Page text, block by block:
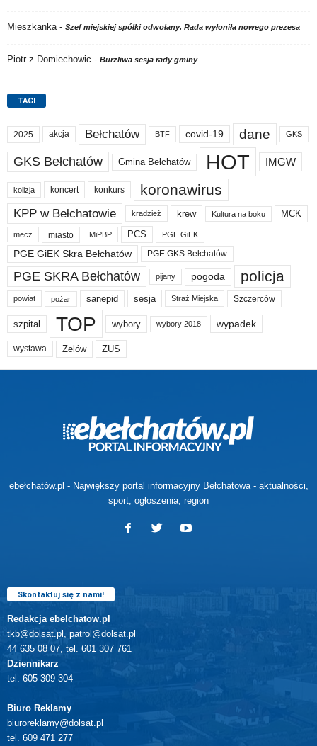
Mieszkanka- Szef miejskiej spółki odwołany. Rada wyłoniła nowego prezesa
Piotr z Domiechowic - Burzliwa sesja rady gminy
TAGI
2025 akcja Bełchatów BTF covid-19 dane GKS
GKS Bełchatów Gmina Bełchatów HOT IMGW
kolizja koncert konkurs koronawirus
KPP w Bełchatowie kradzież krew Kultura na boku MCK
mecz miasto MiPBP PCS PGE GiEK
PGE GiEK Skra Bełchatów PGE GKS Bełchatów
PGE SKRA Bełchatów pijany pogoda policja
powiat pożar sanepid sesja Straż Miejska Szczerców
szpital TOP wybory wybory 2018 wypadek
wystawa Zelów ZUS
ebełchatów.pl - Największy portal informacyjny Bełchatowa - aktualności,
sport, ogłoszenia, region
Skontaktuj się z nami!
Redakcja ebelchatow.pl
tkb@dolsat.pl, patrol@dolsat.pl
44 635 08 07, tel. 601 307 761
Dziennikarz
tel. 605 309 304
Biuro Reklamy
biuroreklamy@dolsat.pl
tel. 609 471 277